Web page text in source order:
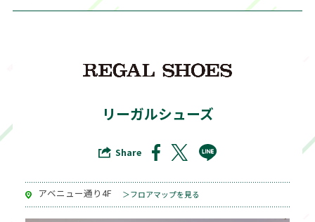
リーガルシューズ
Share
アベニュー通り4F ＞フロアマップを見る